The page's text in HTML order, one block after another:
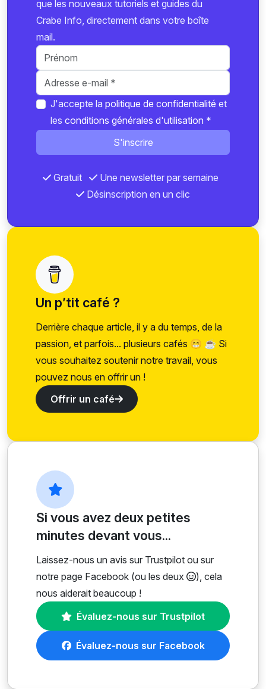
que les nouveaux tutoriels et guides du
Crabe Info, directement dans votre boîte
mail.
J'accepte la politique de confidentialité et
les conditions générales d'utilisation *
S'inscrire
Gratuit
Une newsletter par semaine
Désinscription en un clic
Un p’tit café ?
Derrière chaque article, il y a du temps, de la
passion, et parfois... plusieurs cafés 😁 ☕ Si
vous souhaitez soutenir notre travail, vous
pouvez nous en offrir un !
Offrir un café
Si vous avez deux petites
minutes devant vous...
Laissez-nous un avis sur Trustpilot ou sur
notre page Facebook (ou les deux
), cela
nous aiderait beaucoup !
Évaluez-nous sur Trustpilot
Évaluez-nous sur Facebook